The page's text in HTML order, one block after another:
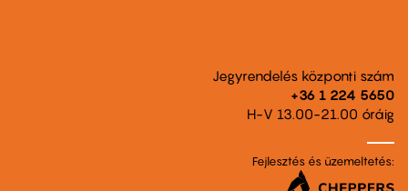
Jegyrendelés központi szám
+36 1 224 5650
H-V 13.00-21.00 óráig
Fejlesztés és üzemeltetés: